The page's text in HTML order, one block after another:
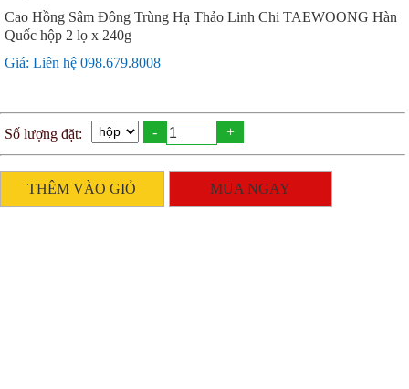
Cao Hồng Sâm Đông Trùng Hạ Thảo Linh Chi TAEWOONG Hàn
Quốc hộp 2 lọ x 240g
Giá: Liên hệ 098.679.8008
Số lượng đặt: - +
THÊM VÀO GIỎ MUA NGAY